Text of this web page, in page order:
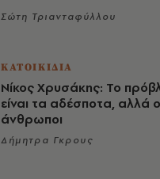
Σώτη Τριανταφύλλου
ΚΑΤΟΙΚΙΔΙΑ
Νίκος Χρυσάκης: Το
είναι τα αδέσποτα, αλλά
άνθρωποι
Δήμητρα Γκρους